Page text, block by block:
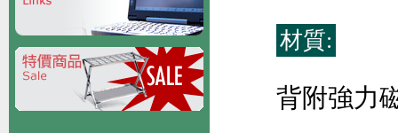
材質:
背附強力